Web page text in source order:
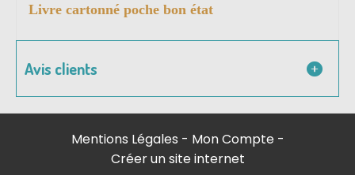
Livre cartonné poche bon état
Avis clients
Mentions Légales
Mon Compte
Créer un site internet